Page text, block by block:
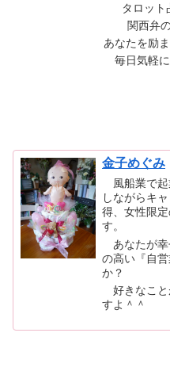
タロット
関西弁
あなたを励
毎日気軽
金子めぐみ
風船業で起
しながらキ
得、女性限
す。
あなたが幸
の高い『自
か？
好きなこと
すよ＾＾